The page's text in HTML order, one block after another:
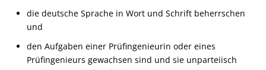
die deutsche Sprache in Wort und Schrift beherrschen
und
den Aufgaben einer Prüfingenieurin oder eines
Prüfingenieurs gewachsen sind und sie unparteiisch